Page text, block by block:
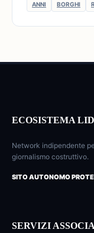
ANNI BORGHI
ECOSISTEMA
Network indipendente
giornalismo costruttivo.
SITO AUTONOMO
SERVIZI